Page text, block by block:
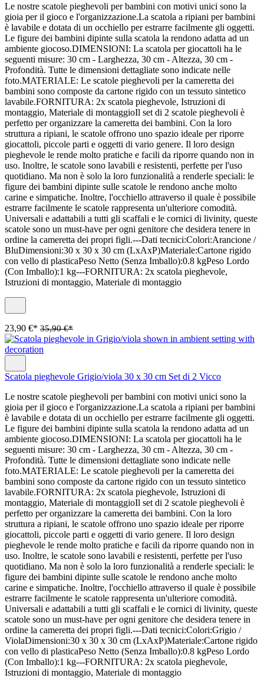
Le nostre scatole pieghevoli per bambini con motivi unici sono la
gioia per il gioco e l'organizzazione.La scatola a ripiani per bambini
è lavabile e dotata di un occhiello per estrarre facilmente gli oggetti.
Le figure dei bambini dipinte sulla scatola la rendono adatta ad un
ambiente giocoso.DIMENSIONI: La scatola per giocattoli ha le
seguenti misure: 30 cm - Larghezza, 30 cm - Altezza, 30 cm -
Profondità. Tutte le dimensioni dettagliate sono indicate nelle
foto.MATERIALE: Le scatole pieghevoli per la cameretta dei
bambini sono composte da cartone rigido con un tessuto sintetico
lavabile.FORNITURA: 2x scatola pieghevole, Istruzioni di
montaggio, Materiale di montaggioIl set di 2 scatole pieghevoli è
perfetto per organizzare la cameretta dei bambini. Con la loro
struttura a ripiani, le scatole offrono uno spazio ideale per riporre
giocattoli, piccole parti e oggetti di vario genere. Il loro design
pieghevole le rende molto pratiche e facili da riporre quando non in
uso. Inoltre, le scatole sono lavabili e resistenti, perfette per l'uso
quotidiano. Ma non è solo la loro funzionalità a renderle speciali: le
figure dei bambini dipinte sulle scatole le rendono anche molto
carine e simpatiche. Inoltre, l'occhiello attraverso il quale è possibile
estrarre facilmente le scatole rappresenta un'ulteriore comodità.
Universali e adattabili a tutti gli scaffali e le cornici di livinity, queste
scatole sono un must-have per ogni genitore che desidera tenere in
ordine la cameretta dei propri figli.---Dati tecnici:Colori:Arancione /
BluDimensioni:30 x 30 x 30 cm (LxAxP)Materiale:Cartone rigido
con vello di plasticaPeso Netto (Senza Imballo):0.8 kgPeso Lordo
(Con Imballo):1 kg---FORNITURA: 2x scatola pieghevole,
Istruzioni di montaggio, Materiale di montaggio
23,90 €* 35,90 €*
Scatola pieghevole Grigio/viola 30 x 30 cm Set di 2 Vicco
Le nostre scatole pieghevoli per bambini con motivi unici sono la
gioia per il gioco e l'organizzazione.La scatola a ripiani per bambini
è lavabile e dotata di un occhiello per estrarre facilmente gli oggetti.
Le figure dei bambini dipinte sulla scatola la rendono adatta ad un
ambiente giocoso.DIMENSIONI: La scatola per giocattoli ha le
seguenti misure: 30 cm - Larghezza, 30 cm - Altezza, 30 cm -
Profondità. Tutte le dimensioni dettagliate sono indicate nelle
foto.MATERIALE: Le scatole pieghevoli per la cameretta dei
bambini sono composte da cartone rigido con un tessuto sintetico
lavabile.FORNITURA: 2x scatola pieghevole, Istruzioni di
montaggio, Materiale di montaggioIl set di 2 scatole pieghevoli è
perfetto per organizzare la cameretta dei bambini. Con la loro
struttura a ripiani, le scatole offrono uno spazio ideale per riporre
giocattoli, piccole parti e oggetti di vario genere. Il loro design
pieghevole le rende molto pratiche e facili da riporre quando non in
uso. Inoltre, le scatole sono lavabili e resistenti, perfette per l'uso
quotidiano. Ma non è solo la loro funzionalità a renderle speciali: le
figure dei bambini dipinte sulle scatole le rendono anche molto
carine e simpatiche. Inoltre, l'occhiello attraverso il quale è possibile
estrarre facilmente le scatole rappresenta un'ulteriore comodità.
Universali e adattabili a tutti gli scaffali e le cornici di livinity, queste
scatole sono un must-have per ogni genitore che desidera tenere in
ordine la cameretta dei propri figli.---Dati tecnici:Colori:Grigio /
ViolaDimensioni:30 x 30 x 30 cm (LxAxP)Materiale:Cartone rigido
con vello di plasticaPeso Netto (Senza Imballo):0.8 kgPeso Lordo
(Con Imballo):1 kg---FORNITURA: 2x scatola pieghevole,
Istruzioni di montaggio, Materiale di montaggio